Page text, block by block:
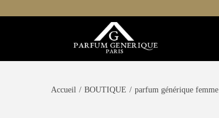
Accueil / BOUTIQUE / parfum générique femme